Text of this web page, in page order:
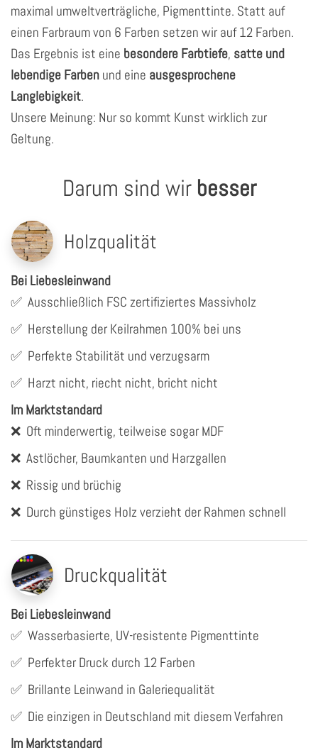
maximal umweltverträgliche, Pigmenttinte. Statt auf
einen Farbraum von 6 Farben setzen wir auf 12 Farben.
Das Ergebnis ist eine besondere Farbtiefe, satte und
lebendige Farben und eine ausgesprochene
Langlebigkeit.
Unsere Meinung: Nur so kommt Kunst wirklich zur
Geltung.
Darum sind wir besser
Holzqualität
Bei Liebesleinwand
✅ Ausschließlich FSC zertifiziertes Massivholz
✅ Herstellung der Keilrahmen 100% bei uns
✅ Perfekte Stabilität und verzugsarm
✅ Harzt nicht, riecht nicht, bricht nicht
Im Marktstandard
❌ Oft minderwertig, teilweise sogar MDF
❌ Astlöcher, Baumkanten und Harzgallen
❌ Rissig und brüchig
❌ Durch günstiges Holz verzieht der Rahmen schnell
Druckqualität
Bei Liebesleinwand
✅ Wasserbasierte, UV-resistente Pigmenttinte
✅ Perfekter Druck durch 12 Farben
✅ Brillante Leinwand in Galeriequalität
✅ Die einzigen in Deutschland mit diesem Verfahren
Im Marktstandard